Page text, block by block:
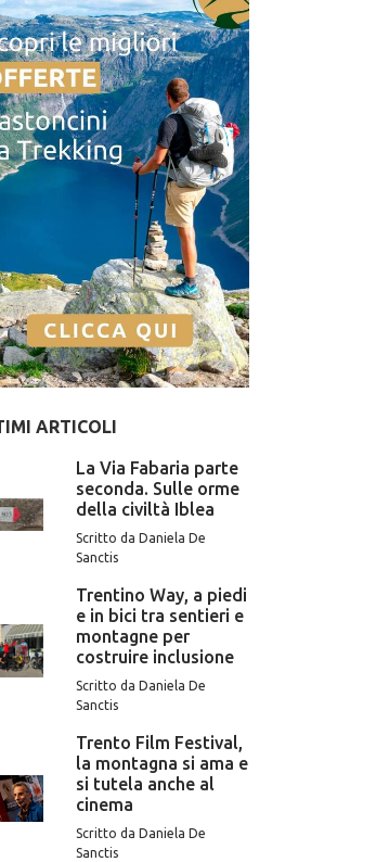
ARTICOLI
La Via Fabaria parte
seconda. Sulle orme
della civiltà Iblea
Scritto da Daniela De
Sanctis
Trentino Way, a piedi
e in bici tra sentieri e
montagne per
costruire inclusione
Scritto da Daniela De
Sanctis
Trento Film Festival,
la montagna si ama e
si tutela anche al
cinema
Scritto da Daniela De
Sanctis